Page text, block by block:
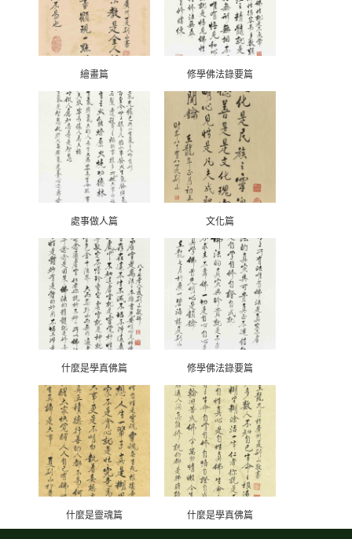
繪畫篇 修學佛法錄要篇
處事做人篇 文化篇
什麼是學真佛篇 修學佛法錄要篇
什麼是靈魂篇 什麼是學真佛篇